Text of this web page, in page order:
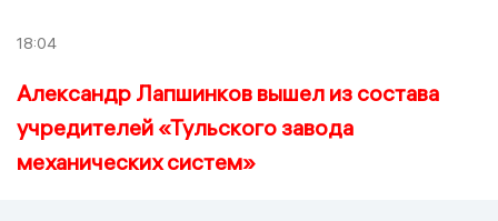
18:04
Александр Лапшинков вышел из состава
учредителей «Тульского завода
механических систем»